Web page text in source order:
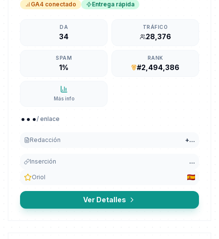
GA4 conectado
Entrega rápida
DA
34
TRÁFICO
28,376
SPAM
1%
RANK
#2,494,386
Más info
.../ enlace
Redacción +...
Inserción ...
Oriol
Ver Detalles